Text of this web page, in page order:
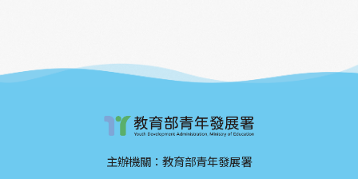
主辦機關：教育部青年發展署